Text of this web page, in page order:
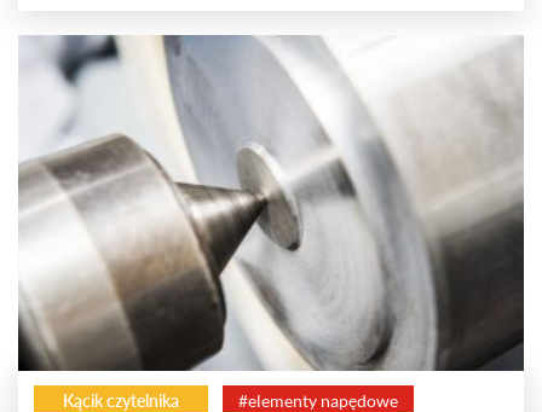
Kącik czytelnika #elementy napędowe